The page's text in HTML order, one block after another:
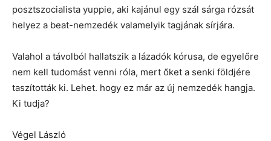
posztszocialista yuppie, aki kajánul egy szál sárga rózsát
helyez a beat-nemzedék valamelyik tagjának sírjára.
Valahol a távolból hallatszik a lázadók kórusa, de egyelőre
nem kell tudomást venni róla, mert őket a senki földjére
taszították ki. Lehet. hogy ez már az új nemzedék hangja.
Ki tudja?
Végel László